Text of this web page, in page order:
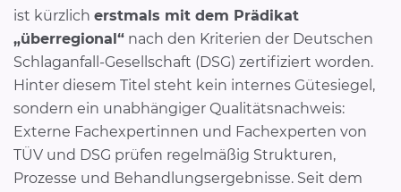
ist kürzlich erstmals mit dem Prädikat
„überregional“ nach den Kriterien der Deutschen
Schlaganfall-Gesellschaft (DSG) zertifiziert worden.
Hinter diesem Titel steht kein internes Gütesiegel,
sondern ein unabhängiger Qualitätsnachweis:
Externe Fachexpertinnen und Fachexperten von
TÜV und DSG prüfen regelmäßig Strukturen,
Prozesse und Behandlungsergebnisse. Seit dem